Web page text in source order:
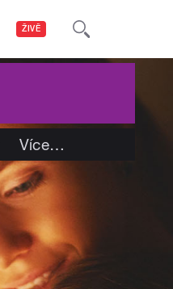
ŽIVĚ
Více…